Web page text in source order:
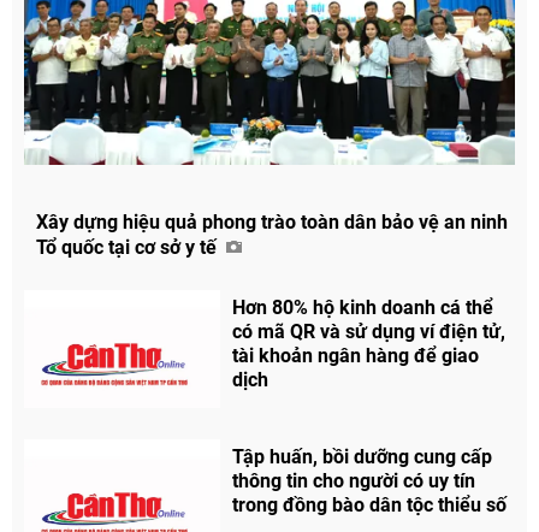
Xây dựng hiệu quả phong trào toàn dân bảo vệ an ninh
Tổ quốc tại cơ sở y tế
Hơn 80% hộ kinh doanh cá thể
có mã QR và sử dụng ví điện tử,
tài khoản ngân hàng để giao
dịch
Tập huấn, bồi dưỡng cung cấp
thông tin cho người có uy tín
trong đồng bào dân tộc thiểu số